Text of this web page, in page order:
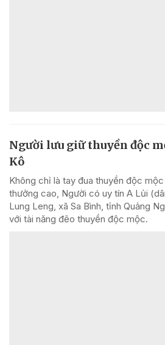
Người lưu giữ thuyền độc
Kô
Không chỉ là tay đua thuyền độc
thưởng cao, Người có uy tín A Lủi
Lung Leng, xã Sa Bình, tỉnh Quảng
với tài năng đẽo thuyền độc mộc.